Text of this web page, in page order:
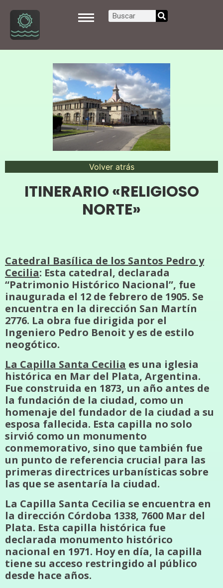
Volver atrás
ITINERARIO «RELIGIOSO
NORTE»
Catedral Basílica de los Santos Pedro y
Cecilia: Esta catedral, declarada
“Patrimonio Histórico Nacional”, fue
inaugurada el 12 de febrero de 1905. Se
encuentra en la dirección San Martín
2776. La obra fue dirigida por el
Ingeniero Pedro Benoit y es de estilo
neogótico.
La Capilla Santa Cecilia es una iglesia
histórica en Mar del Plata, Argentina.
Fue construida en 1873, un año antes de
la fundación de la ciudad, como un
homenaje del fundador de la ciudad a su
esposa fallecida. Esta capilla no solo
sirvió como un monumento
conmemorativo, sino que también fue
un punto de referencia crucial para las
primeras directrices urbanísticas sobre
las que se asentaría la ciudad.
La Capilla Santa Cecilia se encuentra en
la dirección Córdoba 1338, 7600 Mar del
Plata. Esta capilla histórica fue
declarada monumento histórico
nacional en 1971. Hoy en día, la capilla
tiene su acceso restringido al público
desde hace años.